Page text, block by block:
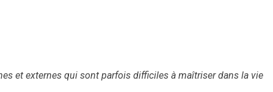
et externes qui sont parfois difficiles à maîtriser dans la vie